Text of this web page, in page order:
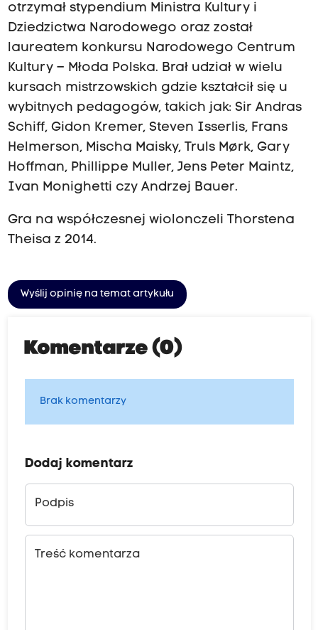
otrzymał stypendium Ministra Kultury i
Dziedzictwa Narodowego oraz został
laureatem konkursu Narodowego Centrum
Kultury – Młoda Polska. Brał udział w wielu
kursach mistrzowskich gdzie kształcił się u
wybitnych pedagogów, takich jak: Sir Andras
Schiff, Gidon Kremer, Steven Isserlis, Frans
Helmerson, Mischa Maisky, Truls Mørk, Gary
Hoffman, Phillippe Muller, Jens Peter Maintz,
Ivan Monighetti czy Andrzej Bauer.
Gra na współczesnej wiolonczeli Thorstena
Theisa z 2014.
Wyślij opinię na temat artykułu
Komentarze (0)
Brak komentarzy
Dodaj komentarz
Podpis
Treść komentarza